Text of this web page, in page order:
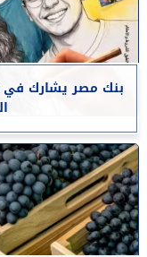
بنك مصر يشارك في